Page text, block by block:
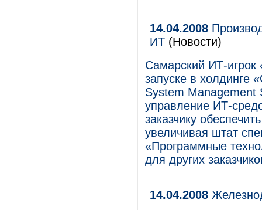
14.04.2008
ИТ (Новости)
Самарский ИТ-игрок
запуске в холдинге
System Management
управление ИТ-
заказчику
увеличивая штат
«Программные
для других
14.04.2008